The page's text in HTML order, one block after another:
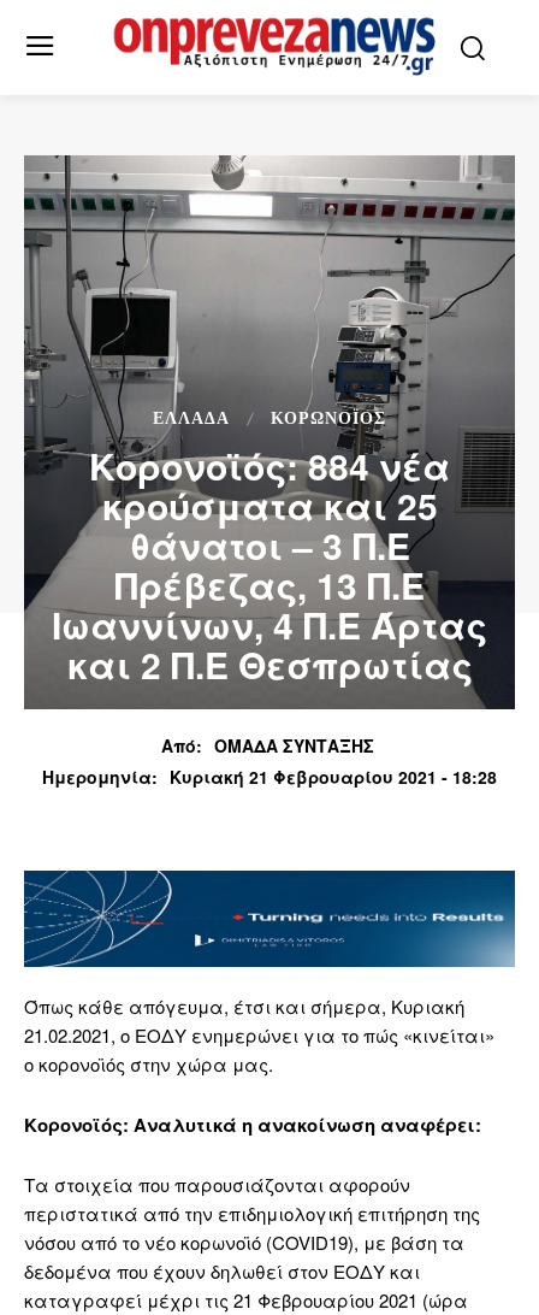
ΕΛΛΆΔΑ ΚΟΡΩΝΟΪΌΣ
Κορονοϊός: 884 νέα
κρούσματα και 25
θάνατοι – 3 Π.Ε
Πρέβεζας, 13 Π.Ε
Ιωαννίνων, 4 Π.Ε Άρτας
και 2 Π.Ε Θεσπρωτίας
Από: ΟΜΑΔΑ ΣΥΝΤΑΞΗΣ
Ημερομηνία: Κυριακή 21 Φεβρουαρίου 2021 - 18:28
Όπως κάθε απόγευμα, έτσι και σήμερα, Κυριακή
21.02.2021, ο ΕΟΔΥ ενημερώνει για το πώς «κινείται»
ο κορονοϊός στην χώρα μας.
Κορονοϊός: Αναλυτικά η ανακοίνωση αναφέρει:
Τα στοιχεία που παρουσιάζονται αφορούν
περιστατικά από την επιδημιολογική επιτήρηση της
νόσου από το νέο κορωνοϊό (COVID19), με βάση τα
δεδομένα που έχουν δηλωθεί στον ΕΟΔΥ και
καταγραφεί μέχρι τις 21 Φεβρουαρίου 2021 (ώρα